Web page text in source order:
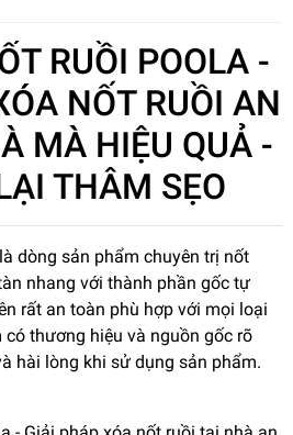
RUỒI POOLA -
NỐT RUỒI AN
MÀ HIỆU QUẢ -
THÂM SẸO
là dòng sản phẩm chuyên trị nốt
nhang với thành phần gốc tự
rất an toàn phù hợp với mọi loại
thương hiệu và nguồn gốc rõ
hài lòng khi sử dụng sản phẩm.